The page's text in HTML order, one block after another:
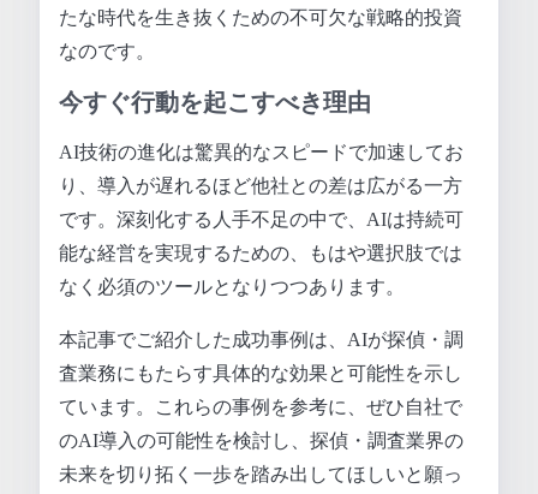
たな時代を生き抜くための不可欠な戦略的投資
なのです。
今すぐ行動を起こすべき理由
AI技術の進化は驚異的なスピードで加速してお
り、導入が遅れるほど他社との差は広がる一方
です。深刻化する人手不足の中で、AIは持続可
能な経営を実現するための、もはや選択肢では
なく必須のツールとなりつつあります。
本記事でご紹介した成功事例は、AIが探偵・調
査業務にもたらす具体的な効果と可能性を示し
ています。これらの事例を参考に、ぜひ自社で
のAI導入の可能性を検討し、探偵・調査業界の
未来を切り拓く一歩を踏み出してほしいと願っ